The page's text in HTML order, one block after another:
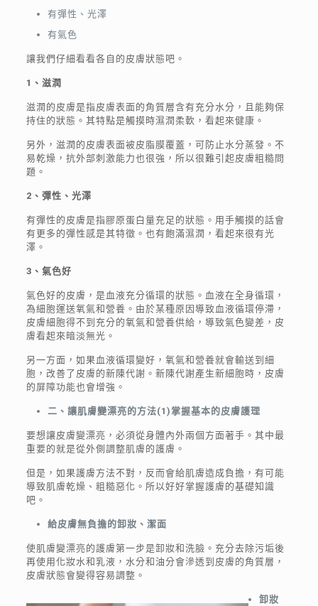
有彈性、光澤
有氣色
讓我們仔細看看各自的皮膚狀態吧。
1 、滋潤
滋潤的皮膚是指皮膚表面的角質層含有充分水分，且能夠保
持住的狀態。其特點是觸摸時濕潤柔軟，看起來健康。
另外，滋潤的皮膚表面被皮脂膜覆蓋，可防止水分蒸發。不
易乾燥，抗外部刺激能力也很強，所以很難引起皮膚粗糙問
題。
2 、彈性、光澤
有彈性的皮膚是指膠原蛋白量充足的狀態。用手觸摸的話會
有更多的彈性感是其特徵。也有飽滿濕潤，看起來很有光
澤。
3 、氣色好
氣色好的皮膚，是血液充分循環的狀態。血液在全身循環，
為細胞運送氧氣和營養。由於某種原因導致血液循環停滯，
皮膚細胞得不到充分的氧氣和營養供給，導致氣色變差，皮
膚看起來暗淡無光。
另一方面，如果血液循環變好，氧氣和營養就會輸送到細
胞，改善了皮膚的新陳代謝。新陳代謝產生新細胞時，皮膚
的屏障功能也會增強。
二、讓肌膚變漂亮的方法(1 )掌握基本的皮膚護理
要想讓皮膚變漂亮，必須從身體內外兩個方面著手。其中最
重要的就是從外側調整肌膚的護膚。
但是，如果護膚方法不對，反而會給肌膚造成負擔，有可能
導致肌膚乾燥、粗糙惡化。所以好好掌握護膚的基礎知識
吧。
給皮膚無負擔的卸妝、潔面
使肌膚變漂亮的護膚第一步是卸妝和洗臉。充分去除污垢後
再使用化妝水和乳液，水分和油分會滲透到皮膚的角質層，
皮膚狀態會變得容易調整。
卸妝